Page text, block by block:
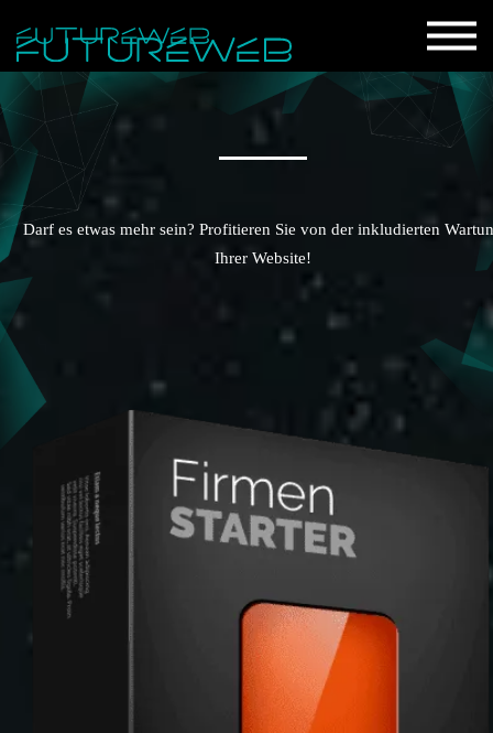
Darf es etwas mehr sein? Profitieren Sie von der inkludierten
Ihrer Website!